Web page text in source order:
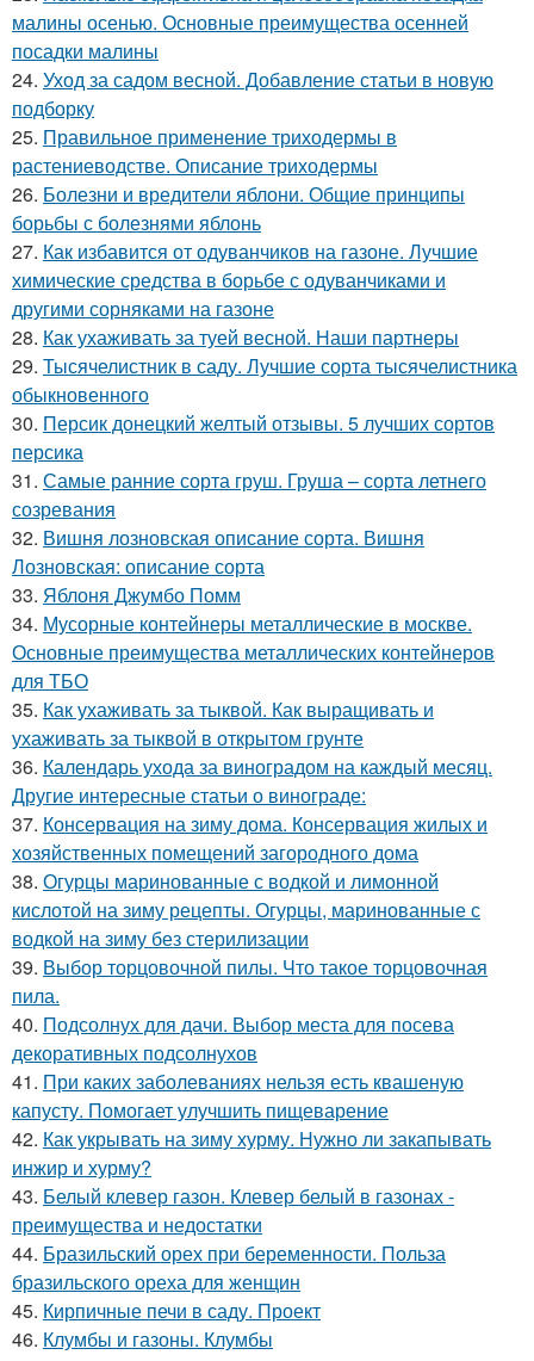
малины осенью. Основные преимущества осенней
посадки малины
24. Уход за садом весной. Добавление статьи в новую
подборку
25. Правильное применение триходермы в
растениеводстве. Описание триходермы
26. Болезни и вредители яблони. Общие принципы
борьбы с болезнями яблонь
27. Как избавится от одуванчиков на газоне. Лучшие
химические средства в борьбе с одуванчиками и
другими сорняками на газоне
28. Как ухаживать за туей весной. Наши партнеры
29. Тысячелистник в саду. Лучшие сорта тысячелистника
обыкновенного
30. Персик донецкий желтый отзывы. 5 лучших сортов
персика
31. Самые ранние сорта груш. Груша – сорта летнего
созревания
32. Вишня лозновская описание сорта. Вишня
Лозновская: описание сорта
33. Яблоня Джумбо Помм
34. Мусорные контейнеры металлические в москве.
Основные преимущества металлических контейнеров
для ТБО
35. Как ухаживать за тыквой. Как выращивать и
ухаживать за тыквой в открытом грунте
36. Календарь ухода за виноградом на каждый месяц.
Другие интересные статьи о винограде:
37. Консервация на зиму дома. Консервация жилых и
хозяйственных помещений загородного дома
38. Огурцы маринованные с водкой и лимонной
кислотой на зиму рецепты. Огурцы, маринованные с
водкой на зиму без стерилизации
39. Выбор торцовочной пилы. Что такое торцовочная
пила.
40. Подсолнух для дачи. Выбор места для посева
декоративных подсолнухов
41. При каких заболеваниях нельзя есть квашеную
капусту. Помогает улучшить пищеварение
42. Как укрывать на зиму хурму. Нужно ли закапывать
инжир и хурму?
43. Белый клевер газон. Клевер белый в газонах -
преимущества и недостатки
44. Бразильский орех при беременности. Польза
бразильского ореха для женщин
45. Кирпичные печи в саду. Проект
46. Клумбы и газоны. Клумбы